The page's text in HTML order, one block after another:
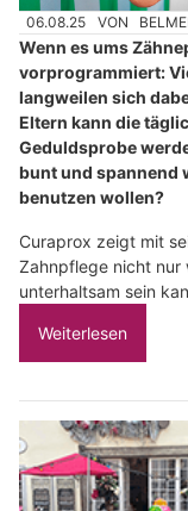
06.08.25 VON
Wenn es ums
vorprogrammiert:
langweilen sich
Eltern kann die
Geduldsprobe
bunt und spannend
benutzen wollen?
Curaprox zeigt mit
Zahnpflege nicht nur
unterhaltsam sein
Weiterlesen